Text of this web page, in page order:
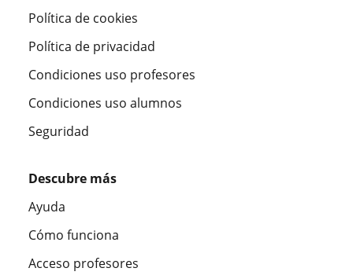
Política de cookies
Política de privacidad
Condiciones uso profesores
Condiciones uso alumnos
Seguridad
Descubre más
Ayuda
Cómo funciona
Acceso profesores